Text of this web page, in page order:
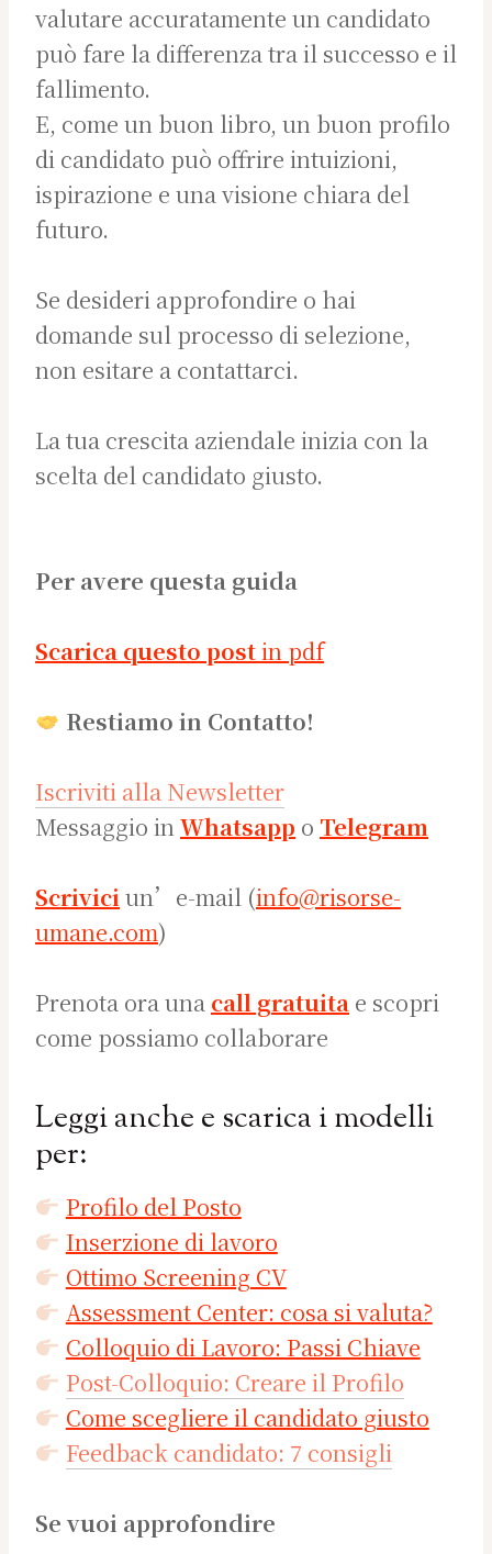
valutare accuratamente un candidato
può fare la differenza tra il successo e il
fallimento.
E, come un buon libro, un buon profilo
di candidato può offrire intuizioni,
ispirazione e una visione chiara del
futuro.
Se desideri approfondire o hai
domande sul processo di selezione,
non esitare a contattarci.
La tua crescita aziendale inizia con la
scelta del candidato giusto.
Per avere questa guida
Scarica questo postin pdf
Restiamo in Contatto!
Iscriviti alla Newsletter
Messaggio inWhatsapp o Telegram
Scriviciun’e-mail (info@risorse-
umane.com)
Prenota ora una call gratuita e scopri
come possiamo collaborare
Leggi anche e scarica i modelli
per:
Profilo del Posto
Inserzione di lavoro
Ottimo Screening CV
Assessment Center: cosa si valuta?
Colloquio di Lavoro: Passi Chiave
Post-Colloquio: Creare il Profilo
Come scegliere il candidato giusto
Feedback candidato: 7 consigli
Se vuoi approfondire